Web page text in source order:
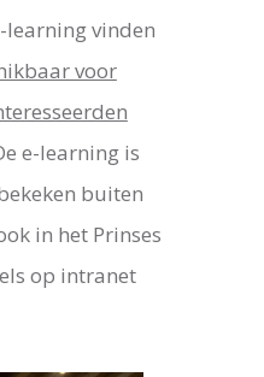
learning vinden
voor
e-learning is
buiten
in het Prinses
op intranet